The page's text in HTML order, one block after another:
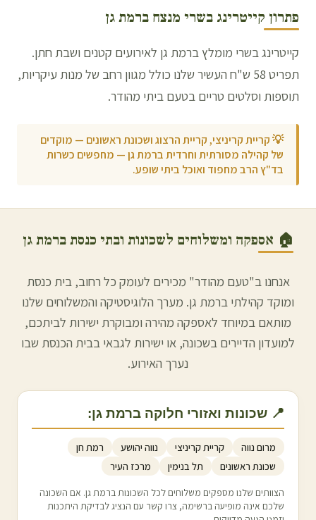
פתרון קייטרינג בשרי מנצח ברמת גן
קייטרינג בשרי מומלץ ברמת גן לאירועים קטנים ושבת חתן.
תפריט 58 ש"ח העשיר שלנו כולל מגוון רחב של מנות עיקריות,
תוספות וסלטים טריים בטעם ביתי מהודר.
💡קריית קריניצי, קריית הרצוג ושכונת ראשונים — מוקדים
של קהילה מסורתית וחרדית ברמת גן — מחפשים כשרות
בד"ץ הרב מחפוד ואוכל ביתי שופע.
🏠 אספקה ומשלוחים לשכונות ובתי כנסת ברמת גן
אנחנו ב"טעם מהודר" מכירים לעומק כל רחוב, בית כנסת
ומוקד קהילתי ברמת גן. מערך הלוגיסטיקה והמשלוחים שלנו
מותאם במיוחד לאספקה מהירה ומבוקרת ישירות לביתכם,
למועדון הדיירים בשכונה, או ישירות לגבאי בבית הכנסת שבו
נערך האירוע.
📍 שכונות ואזורי חלוקה ברמת גן:
מרום נווה קריית קריניצי נווה יהושע
רמת חן
שכונת ראשונים
תל בנימין מרכז העיר
הצוותים שלנו מספקים משלוחים לכל השכונות ברמת גן. אם השכונה
שלכם אינה מופיעה ברשימה, צרו קשר עם הנציג לבדיקת היתכנות